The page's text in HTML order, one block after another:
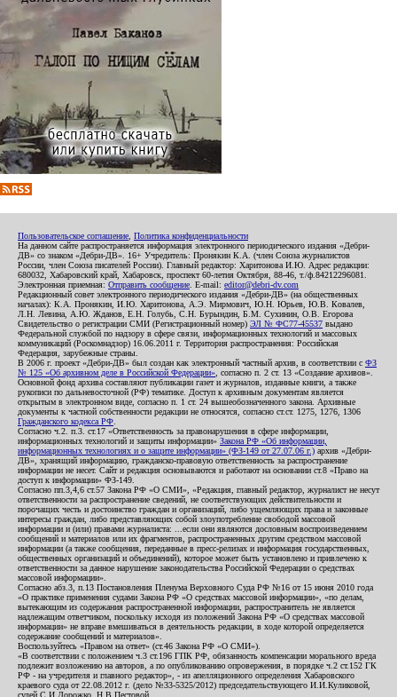
Пользовательское соглашение Политика конфиденциальности
На данном сайте распространяется информация электронного периодического издания «Дебри-
ДВ» со знаком «Дебри-ДВ». 16+ Учредитель: Пронякин К.А. (член Союза журналистов
России, член Союза писателей России). Главный редактор: Харитонова И.Ю. Адрес редакции:
680032, Хабаровский край, Хабаровск, проспект 60-летия Октября, 88-46, т./ф.84212296081.
Электронная приемная: Отправить сообщение . E-mail: editor@debri-dv.com
Редакционный совет электронного периодического издания «Дебри-ДВ» (на общественных
началах): К.А. Пронякин, И.Ю. Харитонова, А.Э. Мирмович, Ю.Н. Юрьев, Ю.В. Ковалев,
Л.Н. Левина, А.Ю. Жданов, Е.Н. Голубь, С.Н. Бурындин, Б.М. Сухинин, О.В. Егорова
Свидетельство о регистрации СМИ (Регистрационный номер) ЭЛ № ФС77-45537 выдано
Федеральной службой по надзору в сфере связи, информационных технологий и массовых
коммуникаций (Роскомнадзор) 16.06.2011 г. Территория распространения: Российская
Федерация, зарубежные страны.
В 2006 г. проект «Дебри-ДВ» был создан как электронный частный архив, в соответствии с ФЗ
№ 125 «Об архивном деле в Российской Федерации» , согласно п. 2 ст. 13 «Создание архивов».
Основной фонд архива составляют публикации газет и журналов, изданные книги, а также
рукописи по дальневосточной (РФ) тематике. Доступ к архивным документам является
открытым в электронном виде, согласно п. 1 ст. 24 вышеобозначенного закона. Архивные
документы к частной собственности редакции не относятся, согласно ст.ст. 1275, 1276, 1306
Гражданского кодекса РФ
Согласно ч.2. п.3. ст.17 «Ответственность за правонарушения в сфере информации,
информационных технологий и защиты информации» Закона РФ «Об информации,
информационных технологиях и о защите информации» (ФЗ-149 от 27.07.06 г.) архив «Дебри-
ДВ», хранящий информацию, гражданско-правовую ответственность за распространение
информации не несет. Сайт и редакция основываются и работают на основании ст.8 «Право на
доступ к информации» ФЗ-149.
Согласно пп.3,4,6 ст.57 Закона РФ «О СМИ», «Редакция, главный редактор, журналист не несут
ответственности за распространение сведений, не соответствующих действительности и
порочащих честь и достоинство граждан и организаций, либо ущемляющих права и законные
интересы граждан, либо представляющих собой злоупотребление свободой массовой
информации и (или) правами журналиста: ...если они являются дословным воспроизведением
сообщений и материалов или их фрагментов, распространенных другим средством массовой
информации (а также сообщения, переданные в пресс-релизах и информация государственных,
общественных организаций и объединений), которое может быть установлено и привлечено к
ответственности за данное нарушение законодательства Российской Федерации о средствах
массовой информации».
Согласно абз.3, п.13 Постановления Пленума Верховного Суда РФ №16 от 15 июня 2010 года
«О практике применения судами Закона РФ «О средствах массовой информации», «по делам,
вытекающим из содержания распространенной информации, распространитель не является
надлежащим ответчиком, поскольку исходя из положений Закона РФ «О средствах массовой
информации» не вправе вмешиваться в деятельность редакции, в ходе которой определяется
содержание сообщений и материалов».
Воспользуйтесь «Правом на ответ» (ст.46 Закона РФ «О СМИ»).
«В соответствии с положением ч.3 ст.196 ГПК РФ, обязанность компенсации морального вреда
подлежит возложению на авторов, а по опубликованию опровержения, в порядке ч.2 ст.152 ГК
РФ - на учредителя и главного редактор», - из апелляционного определения Хабаровского
краевого суда от 22.08.2012 г. (дело №33-5325/2012) председательствующего И.И.Куликовой,
судей С.И.Дорожко, Н.В.Пестовой.